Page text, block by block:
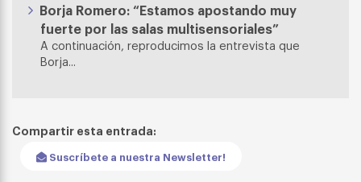
Borja Romero: “Estamos apostando muy
fuerte por las salas multisensoriales”
A continuación, reproducimos la entrevista que
Borja...
Compartir esta entrada:
Suscríbete a nuestra Newsletter!